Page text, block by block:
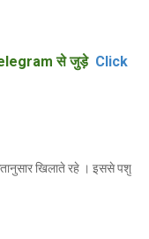
से जुड़ेClick
खिलाते रहे । इससे पशु